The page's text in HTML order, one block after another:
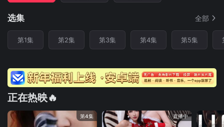
选集 全部
第1集 第2集 第3集 第4集 第5集
正在热映🔥
第4集 直播中